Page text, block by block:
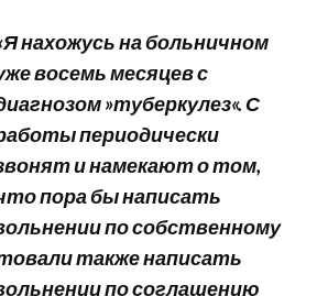
нахожусь на больничном
восемь месяцев с
»туберкулез«. С
периодически
и намекают о том,
пора бы написать
по собственному
также написать
по соглашению